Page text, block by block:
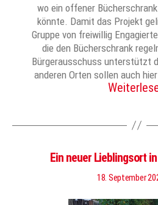
wo ein offener
könnte. Damit das Projekt
Gruppe von freiwillig
die den Bücherschrank
Bürgerausschuss unterstützt
anderen Orten sollen auch
Ein neuer Lieblingsort
18. September